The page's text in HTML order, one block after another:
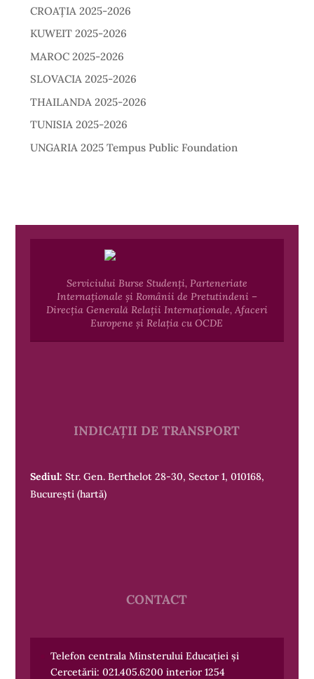
CROAȚIA 2025-2026
KUWEIT 2025-2026
MAROC 2025-2026
SLOVACIA 2025-2026
THAILANDA 2025-2026
TUNISIA 2025-2026
UNGARIA 2025 Tempus Public Foundation
Serviciului Burse Studenți, Parteneriate
Internaționale și Românii de Pretutindeni –
Direcția Generală Relații Internaționale, Afaceri
Europene și Relația cu OCDE
INDICAȚII DE TRANSPORT
Sediul: Str. Gen. Berthelot 28-30, Sector 1, 010168,
București(hartă)
CONTACT
Telefon centrala Minsterului Educației și
Cercetării: 021.405.6200 interior 1254